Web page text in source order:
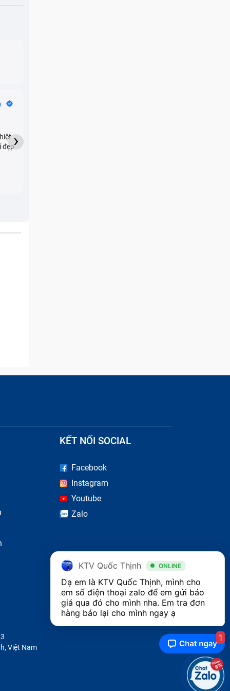
đẹp›
KẾT NỐI SOCIAL
Facebook
Instagram
Youtube
Zalo
Việt Nam
KTV Quốc Thịnh ONLINE
Dạ em là KTV Quốc Thịnh, mình cho
em số điện thoại zalo để em gửi báo
giá qua đó cho mình nha. Em tra đơn
hàng báo lại cho mình ngay ạ
1